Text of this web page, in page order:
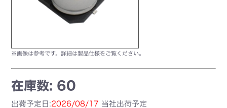
※画像は参考です。詳細は製品仕様をご覧ください。
在庫数: 60
出荷予定日:2026/08/17 当社出荷予定